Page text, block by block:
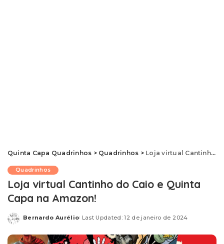
Quinta Capa Quadrinhos > Quadrinhos > Loja virtual Cantinho do Caio e Quinta Capa na Amazon!
Quadrinhos
Loja virtual Cantinho do Caio e Quinta
Capa na Amazon!
Posted
Bernardo Aurélio Last Updated: 12 de janeiro de 2024